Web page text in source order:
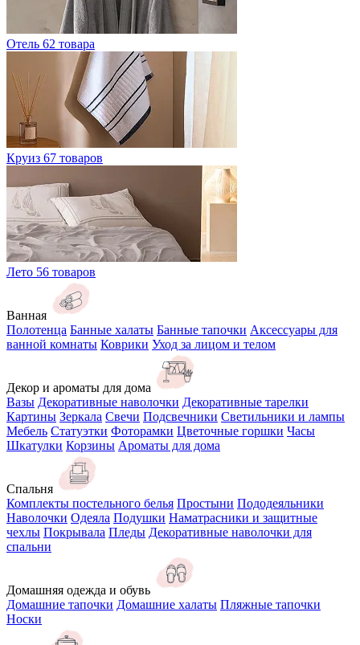
Отель 62 товара
Круиз 67 товаров
Лето 56 товаров
Ванная
Полотенца Банные халаты Банные тапочки Аксессуары для
ванной комнаты Коврики Уход за лицом и телом
Декор и ароматы для дома
Вазы Декоративные наволочки Декоративные тарелки
Картины Зеркала Свечи Подсвечники Светильники и лампы
Мебель Статуэтки Фоторамки Цветочные горшки Часы
Шкатулки Корзины Ароматы для дома
Спальня
Комплекты постельного белья Простыни Пододеяльники
Наволочки Одеяла Подушки Наматрасники и защитные
чехлы Покрывала Пледы Декоративные наволочки для
спальни
Домашняя одежда и обувь
Домашние тапочки Домашние халаты Пляжные тапочки
Носки